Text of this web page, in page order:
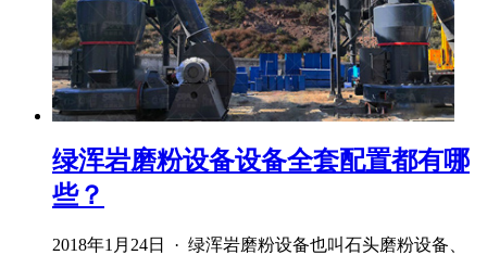
绿浑岩磨粉设备设备全套配置都有哪
些？
2018年1月24日 · 绿浑岩磨粉设备也叫石头磨粉设备、